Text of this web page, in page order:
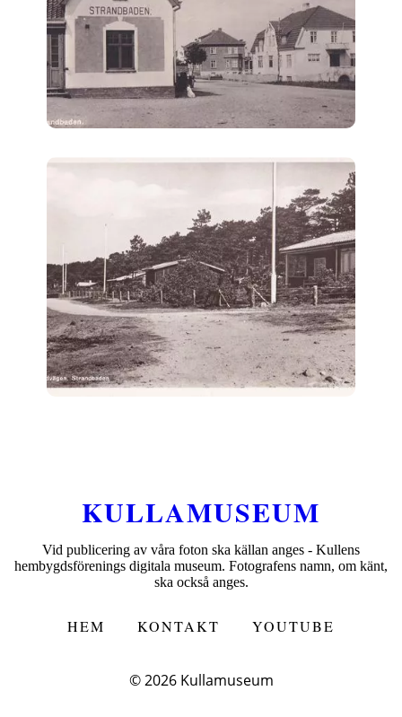
KULLAMUSEUM
Vid publicering av våra foton ska källan anges - Kullens
hembygdsförenings digitala museum. Fotografens namn, om känt,
ska också anges.
HEM KONTAKT YOUTUBE
© 2026 Kullamuseum